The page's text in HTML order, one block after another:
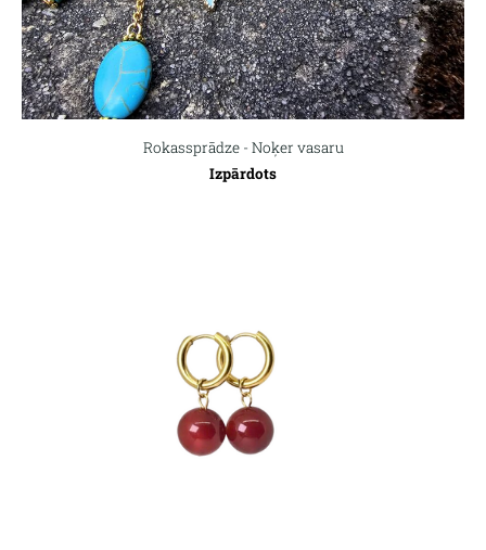
Rokassprādze - Noķer vasaru
Izpārdots